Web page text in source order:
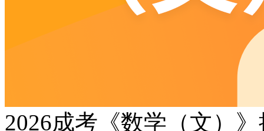
2026成考《数学（文）